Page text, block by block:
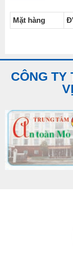
Mặt hàng
CÔNG TY